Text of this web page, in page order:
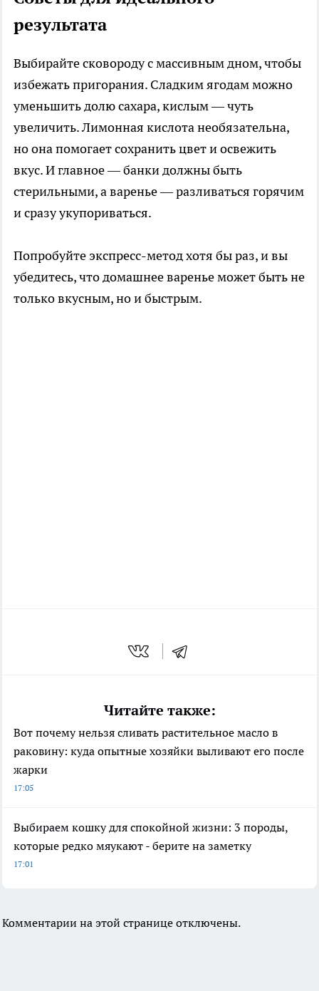
результата
Выбирайте сковороду с массивным дном, чтобы
избежать пригорания. Сладким ягодам можно
уменьшить долю сахара, кислым — чуть
увеличить. Лимонная кислота необязательна,
но она помогает сохранить цвет и освежить
вкус. И главное — банки должны быть
стерильными, а варенье — разливаться горячим
и сразу укупориваться.
Попробуйте экспресс-метод хотя бы раз, и вы
убедитесь, что домашнее варенье может быть не
только вкусным, но и быстрым.
Читайте также:
Вот почему нельзя сливать растительное масло в
раковину: куда опытные хозяйки выливают его после
жарки
17:05
Выбираем кошку для спокойной жизни: 3 породы,
которые редко мяукают - берите на заметку
17:01
Комментарии на этой странице отключены.